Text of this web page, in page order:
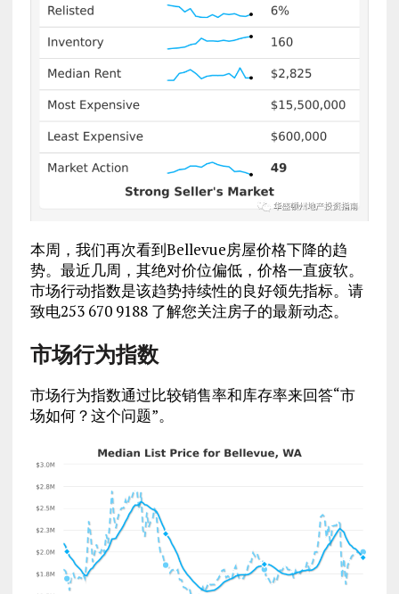
本周，我们再次看到Bellevue房屋价格下降的趋
势。最近几周，其绝对价位偏低，价格一直疲软。
市场行动指数是该趋势持续性的良好领先指标。请
致电253 670 9188 了解您关注房子的最新动态。
市场行为指数
市场行为指数通过比较销售率和库存率来回答“市
场如何？这个问题”。